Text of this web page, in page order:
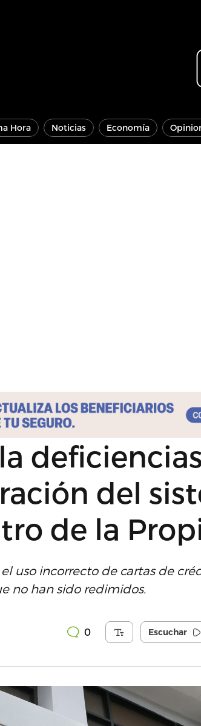
Hora Noticias Economía
del
de la
uso incorrecto de cartas de
no han sido redimidos.
0 Escuchar